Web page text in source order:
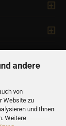
andere
von
Website zu
und Ihnen
Weitere